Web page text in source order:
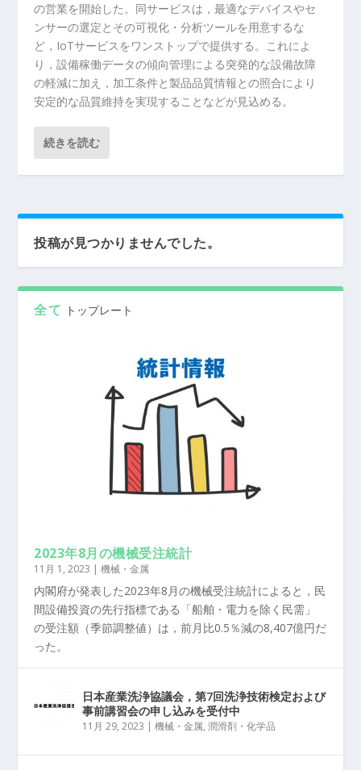
の営業を開始した。同サービスは，最適なデバイスやセ
ンサーの選定とその可視化・分析ツールを用意するな
ど，IoTサービスをワンストップで提供する。これによ
り，設備稼働データの傾向管理による突発的な設備故障
の軽減に加え，加工条件と製品品質情報との照合により
安定的な品質維持を実現することなどが見込める。
続きを読む
投稿が見つかりませんでした。
全て トップレート
2023年8月の機械受注統計
11月 1, 2023 |機械・金属
内閣府が発表した2023年8月の機械受注統計によると，民
間設備投資の先行指標である「船舶・電力を除く民需」
の受注額（季節調整値）は，前月比0.5％減の8,407億円だ
った。
日本産業洗浄協議会，第7回洗浄技術検定および
事前講習会の申し込みを受付中
11月 29, 2023 |機械・金属,潤滑剤・化学品